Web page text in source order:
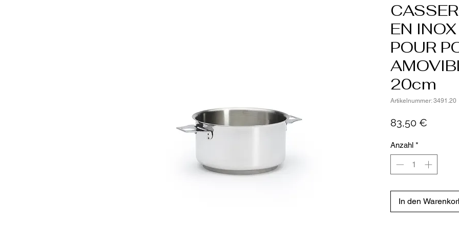
EN
POUR
20cm
Artikelnummer: 3491.20
83,50 €
Anzahl *
In den